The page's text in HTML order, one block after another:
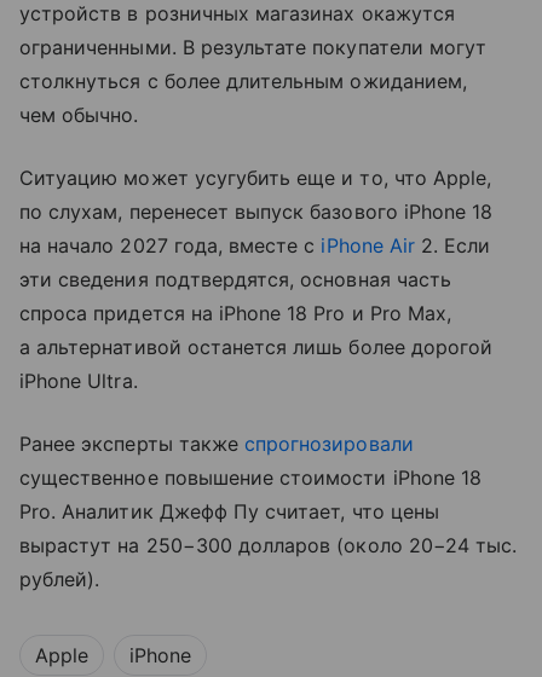
устройств в розничных магазинах окажутся
ограниченными. В результате покупатели могут
столкнуться с более длительным ожиданием,
чем обычно.
Ситуацию может усугубить еще и то, что Apple,
по слухам, перенесет выпуск базового iPhone 18
на начало 2027 года, вместе с iPhone Air2. Если
эти сведения подтвердятся, основная часть
спроса придется на iPhone 18 Pro и Pro Max,
а альтернативой останется лишь более дорогой
iPhone Ultra.
Ранее эксперты также спрогнозировали
существенное повышение стоимости iPhone 18
Pro. Аналитик Джефф Пу считает, что цены
вырастут на 250−300 долларов (около 20−24 тыс.
рублей).
Apple iPhone